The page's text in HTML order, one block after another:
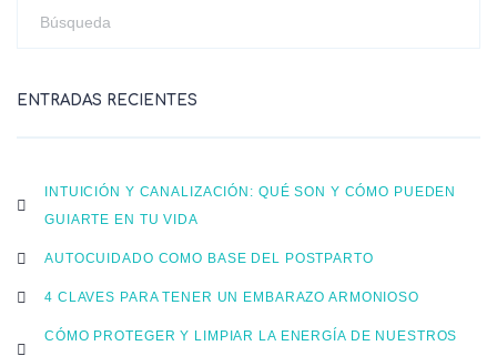
ENTRADAS RECIENTES
INTUICIÓN Y CANALIZACIÓN: QUÉ SON Y CÓMO PUEDEN
GUIARTE EN TU VIDA
AUTOCUIDADO COMO BASE DEL POSTPARTO
4 CLAVES PARA TENER UN EMBARAZO ARMONIOSO
CÓMO PROTEGER Y LIMPIAR LA ENERGÍA DE NUESTROS